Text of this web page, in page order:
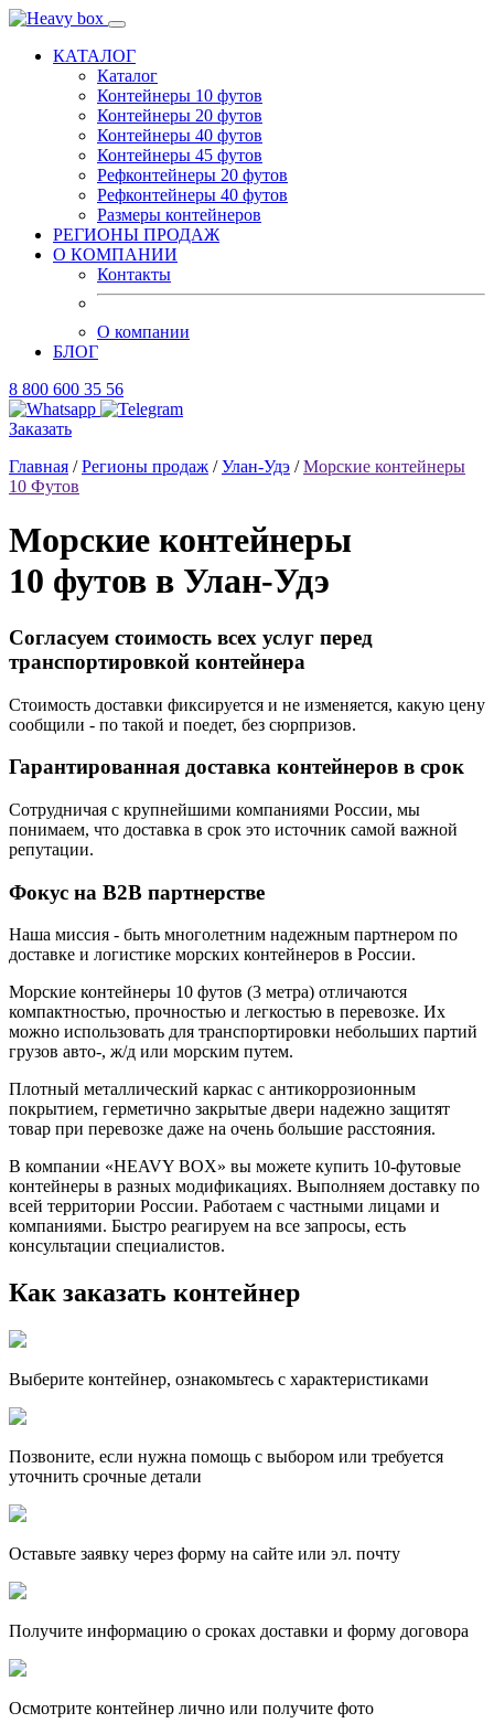
КАТАЛОГ
Каталог
Контейнеры 10 футов
Контейнеры 20 футов
Контейнеры 40 футов
Контейнеры 45 футов
Рефконтейнеры 20 футов
Рефконтейнеры 40 футов
Размеры контейнеров
РЕГИОНЫ ПРОДАЖ
О КОМПАНИИ
Контакты
О компании
БЛОГ
8 800 600 35 56
Заказать
Главная /Регионы продаж /Улан-Удэ /Морские контейнеры
10 Футов
Морские контейнеры
10 футов в Улан-Удэ
Согласуем стоимость всех услуг перед
транспортировкой контейнера
Стоимость доставки фиксируется и не изменяется, какую цену
сообщили - по такой и поедет, без сюрпризов.
Гарантированная доставка контейнеров в срок
Сотрудничая с крупнейшими компаниями России, мы
понимаем, что доставка в срок это источник самой важной
репутации.
Фокус на B2B партнерстве
Наша миссия - быть многолетним надежным партнером по
доставке и логистике морских контейнеров в России.
Морские контейнеры 10 футов (3 метра) отличаются
компактностью, прочностью и легкостью в перевозке. Их
можно использовать для транспортировки небольших партий
грузов авто-, ж/д или морским путем.
Плотный металлический каркас с антикоррозионным
покрытием, герметично закрытые двери надежно защитят
товар при перевозке даже на очень большие расстояния.
В компании «HEAVY BOX» вы можете купить 10-футовые
контейнеры в разных модификациях. Выполняем доставку по
всей территории России. Работаем с частными лицами и
компаниями. Быстро реагируем на все запросы, есть
консультации специалистов.
Как заказать контейнер
Выберите контейнер, ознакомьтесь с характеристиками
Позвоните, если нужна помощь с выбором или требуется
уточнить срочные детали
Оставьте заявку через форму на сайте или эл. почту
Получите информацию о сроках доставки и форму договора
Осмотрите контейнер лично или получите фото